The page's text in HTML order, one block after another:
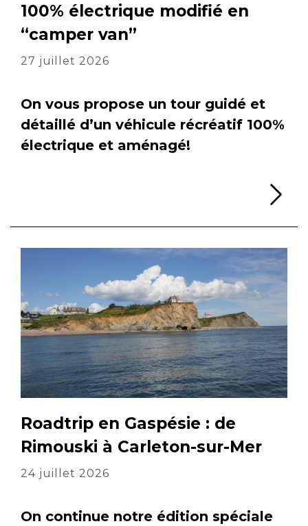
100% électrique modifié en
“camper van”
27 juillet 2026
On vous propose un tour guidé et
détaillé d’un véhicule récréatif 100%
électrique et aménagé!
Roadtrip en Gaspésie : de
Rimouski à Carleton-sur-Mer
24 juillet 2026
On continue notre édition spéciale